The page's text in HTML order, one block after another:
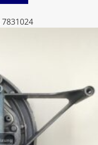
7831024